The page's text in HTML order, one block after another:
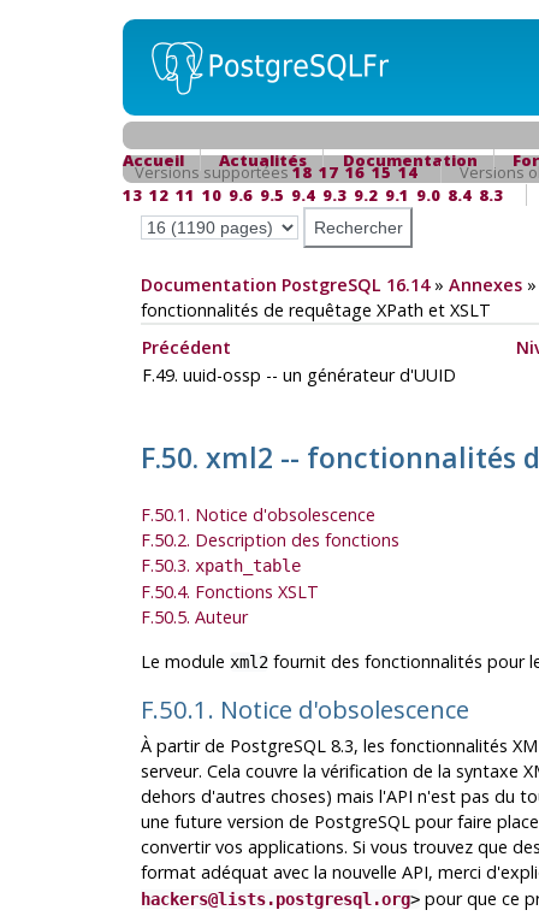
Accueil Actualités Documentation
Versions supportées18 17 16 15 14
Versions
13 12 11 10 9.6 9.5 9.4 9.3 9.2 9.1 9.0 8.4 8.3
Documentation PostgreSQL 16.14» Annexes
fonctionnalités de requêtage XPath et XSLT
Précédent
F.49. uuid-ossp -- un générateur d'UUID
F.50. xml2 -- fonctionnalités
F.50.1. Notice d'obsolescence
F.50.2. Description des fonctions
F.50.3. xpath_table
F.50.4. Fonctions XSLT
F.50.5. Auteur
Le module xml2fournit des fonctionnalités pour
F.50.1. Notice d'obsolescence
À partir de PostgreSQL8.3, les fonctionnalités
serveur. Cela couvre la vérification de la syntaxe
dehors d'autres choses) mais l'API n'est pas du
une future version de PostgreSQL pour faire
convertir vos applications. Si vous trouvez que
format adéquat avec la nouvelle API, merci
hackers@lists.postgresql.org>pour que ce